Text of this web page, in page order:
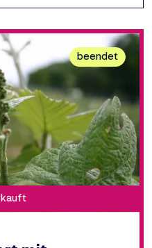
beendet